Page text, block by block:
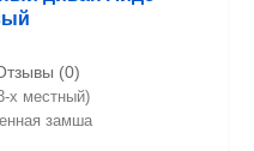
(0)
х местный)
замша